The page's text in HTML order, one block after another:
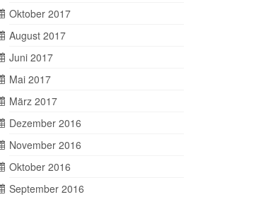
Oktober 2017
August 2017
Juni 2017
Mai 2017
März 2017
Dezember 2016
November 2016
Oktober 2016
September 2016